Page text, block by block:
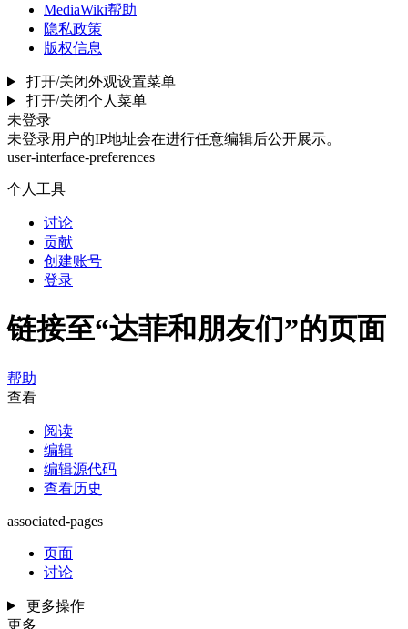
MediaWiki帮助
隐私政策
版权信息
打开/关闭外观设置菜单
打开/关闭个人菜单
未登录
未登录用户的IP地址会在进行任意编辑后公开展示。
user-interface-preferences
个人工具
讨论
贡献
创建账号
登录
链接至“达菲和朋友们”的页面
帮助
查看
阅读
编辑
编辑源代码
查看历史
associated-pages
页面
讨论
更多操作
更多